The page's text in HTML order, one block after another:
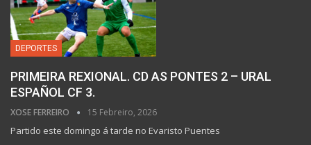
DEPORTES
PRIMEIRA REXIONAL. CD AS PONTES 2 – URAL
ESPAÑOL CF 3.
XOSE FERREIRO 15 Febreiro, 2026
Partido este domingo á tarde no Evaristo Puentes